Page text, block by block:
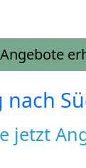
nach
jetzt